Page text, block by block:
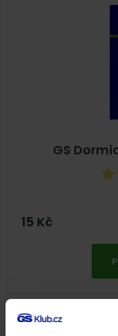
GS
15 Kč
NA 2 MĚSÍCE